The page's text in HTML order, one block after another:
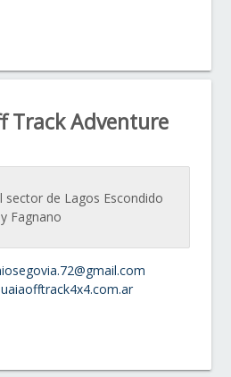
Track Adventure
sector de Lagos Escondido
y Fagnano